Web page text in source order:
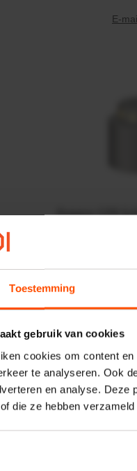
Toestemming
gebruik van cookies
cookies om content
te analyseren. Ook
en analyse. Deze
die ze hebben
E-
Rotator CPR 5-
€ 19,99
−